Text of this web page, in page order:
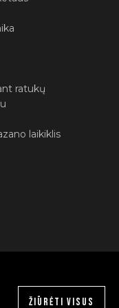
ratukų
laikiklis
ŽIŪRĖTI VISUS